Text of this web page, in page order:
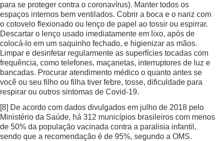
para se proteger contra o coronavírus). Manter todos os
espaços internos bem ventilados. Cobrir a boca e o nariz com
o cotovelo flexionado ou lenço de papel ao tossir ou espirrar.
Descartar o lenço usado imediatamente em lixo, após de
colocá-lo em um saquinho fechado, e higienizar as mãos.
Limpar e desinfetar regularmente as superfícies tocadas com
frequência, como telefones, maçanetas, interruptores de luz e
bancadas. Procurar atendimento médico o quanto antes se
você ou seu filho ou filha tiver febre, tosse, dificuldade para
respirar ou outros sintomas de Covid-19.
[8] De acordo com dados divulgados em julho de 2018 pelo
Ministério da Saúde, há 312 municípios brasileiros com menos
de 50% da população vacinada contra a paralisia infantil,
sendo que a recomendação é de 95%, segundo a OMS.